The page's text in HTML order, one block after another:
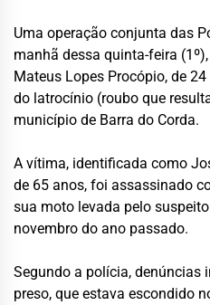
Uma operação conjunta das
manhã dessa quinta-feira
Mateus Lopes Procópio, de
do latrocínio (roubo que
município de Barra do Corda.
A vítima, identificada como
de 65 anos, foi assassinado
sua moto levada pelo
novembro do ano passado.
Segundo a polícia,
preso, que estava escondido